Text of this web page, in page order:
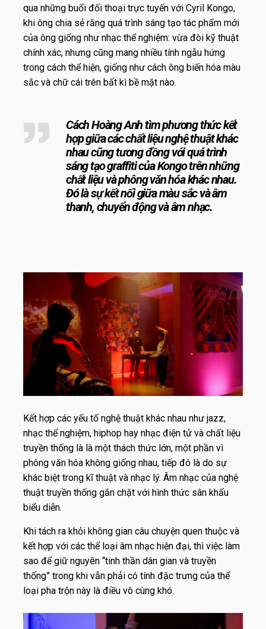
qua những buổi đối thoại trực tuyến với Cyril Kongo,
khi ông chia sẻ rằng quá trình sáng tạo tác phẩm mới
của ông giống như nhạc thể nghiệm: vừa đòi kỹ thuật
chính xác, nhưng cũng mang nhiều tính ngẫu hứng
trong cách thể hiện, giống như cách ông biến hóa màu
sắc và chữ cái trên bất kì bề mặt nào.
Cách Hoàng Anh tìm phương thức kết
hợp giữa các chất liệu nghệ thuật khác
nhau cũng tương đồng với quá trình
sáng tạo graffiti của Kongo trên những
chất liệu và phông văn hóa khác nhau.
Đó là sự kết nối giữa màu sắc và âm
thanh, chuyển động và âm nhạc.
Kết hợp các yếu tố nghệ thuật khác nhau như jazz,
nhạc thể nghiệm, hiphop hay nhạc điện tử và chất liệu
truyền thống là là một thách thức lớn, một phần vì
phông văn hóa không giống nhau, tiếp đó là do sự
khác biệt trong kĩ thuật và nhạc lý. Âm nhạc của nghệ
thuật truyền thống gắn chặt với hình thức sân khấu
biểu diễn.
Khi tách ra khỏi không gian câu chuyện quen thuộc và
kết hợp với các thể loại âm nhạc hiện đại, thì việc làm
sao để giữ nguyên “tinh thần dân gian và truyền
thống” trong khi vẫn phải có tính đặc trưng của thể
loại pha trộn này là điều vô cùng khó.